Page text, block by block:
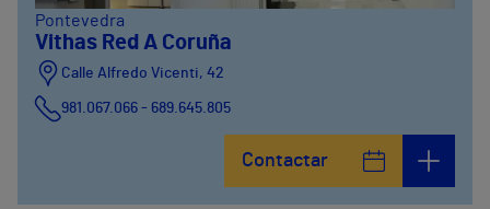
Pontevedra
Vithas Red A Coruña
Calle Alfredo Vicenti, 42
981.067.066 - 689.645.805
Contactar